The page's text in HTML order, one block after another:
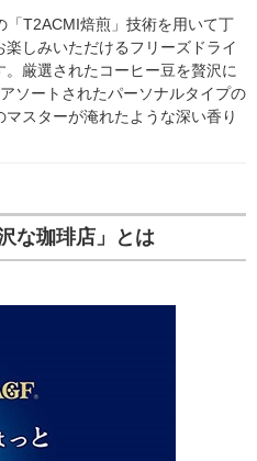
「T2ACMI焙煎」技術を用いて丁
しみいただけるフリーズドライ
厳選されたコーヒー豆を贅沢に
ソートされたパーソナルタイプの
スターが淹れたような深い香り
な珈琲店」とは